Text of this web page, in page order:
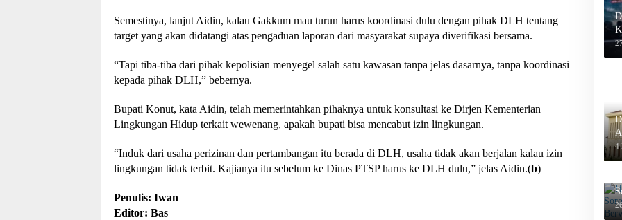
Semestinya, lanjut Aidin, kalau Gakkum mau turun harus koordinasi dulu dengan pihak DLH tentang
target yang akan didatangi atas pengaduan laporan dari masyarakat supaya diverifikasi bersama.
“Tapi tiba-tiba dari pihak kepolisian menyegel salah satu kawasan tanpa jelas dasarnya, tanpa koordinasi
kepada pihak DLH,” bebernya.
Bupati Konut, kata Aidin, telah memerintahkan pihaknya untuk konsultasi ke Dirjen Kementerian
Lingkungan Hidup terkait wewenang, apakah bupati bisa mencabut izin lingkungan.
“Induk dari usaha perizinan dan pertambangan itu berada di DLH, usaha tidak akan berjalan kalau izin
lingkungan tidak terbit. Kajianya itu sebelum ke Dinas PTSP harus ke DLH dulu,” jelas Aidin.(b)
Penulis: Iwan
Editor: Bas
4